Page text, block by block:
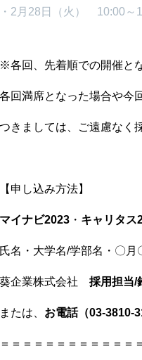
・2月28日（火） 10:00～
※各回、先着順での開催と
各回満席となった場合や今
つきましては、ご遠慮なく
【申し込み方法】
マイナビ2023 ・ キャリタス
氏名・大学名/学部名・〇月
葵企業株式会社 採用担当/
または、 お電話（03-3810-
＝＝＝＝＝＝＝＝＝＝＝＝